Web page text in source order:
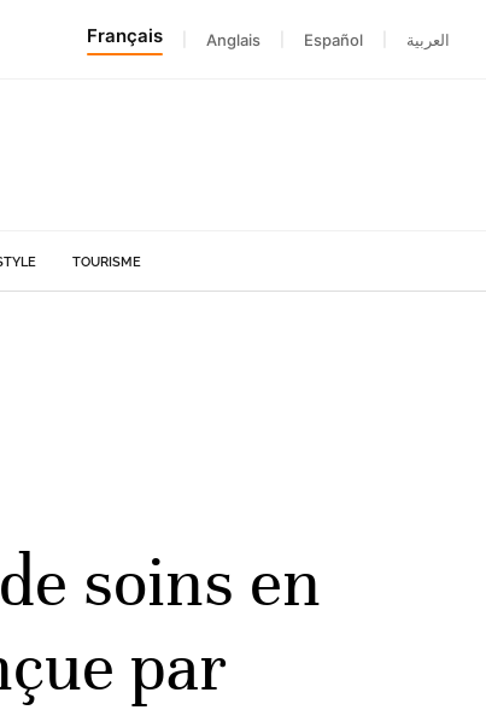
Français Anglais Español العربية
TOURISME
soins en
par